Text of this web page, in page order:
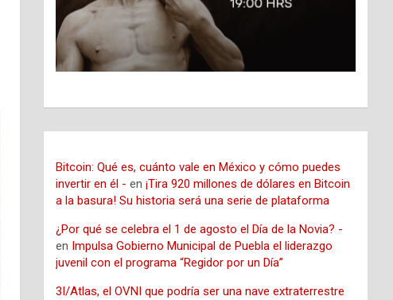
Bitcoin: Qué es, cuánto vale en México y cómo puedes
invertir en él - en¡Tira 920 millones de dólares en Bitcoin
a la basura! Su historia será una serie de plataforma
¿Por qué se celebra el 1 de agosto el Día de la Novia? -
en Impulsa Gobierno Municipal de Puebla el liderazgo
juvenil con el programa “Regidor por un Día”
3I/Atlas, el OVNI que podría ser una nave extraterrestre